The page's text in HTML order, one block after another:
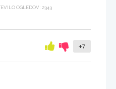
OGLEDOV: 2343
meni +7